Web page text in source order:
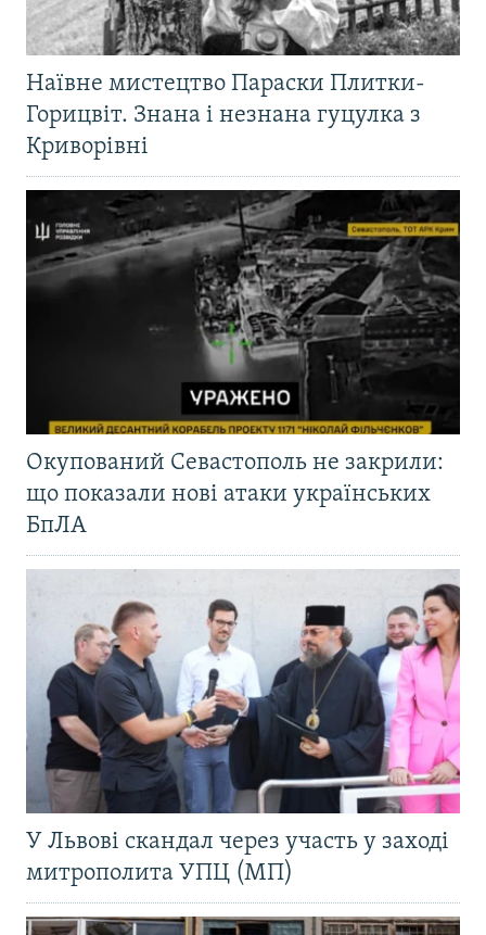
Наївне мистецтво Параски Плитки-
Горицвіт. Знана і незнана гуцулка з
Криворівні
Окупований Севастополь не закрили:
що показали нові атаки українських
БпЛА
У Львові скандал через участь у заході
митрополита УПЦ (МП)